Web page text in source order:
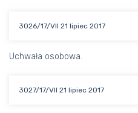
3026/17/VII 21 lipiec 2017
Uchwała osobowa.
3027/17/VII 21 lipiec 2017